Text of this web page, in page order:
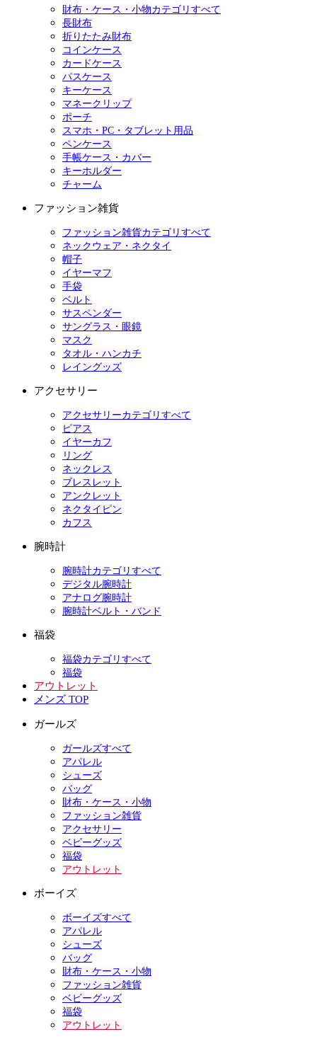
財布・ケース・小物カテゴリすべて
長財布
折りたたみ財布
コインケース
カードケース
パスケース
キーケース
マネークリップ
ポーチ
スマホ・PC・タブレット用品
ペンケース
手帳ケース・カバー
キーホルダー
チャーム
ファッション雑貨
ファッション雑貨カテゴリすべて
ネックウェア・ネクタイ
帽子
イヤーマフ
手袋
ベルト
サスペンダー
サングラス・眼鏡
マスク
タオル・ハンカチ
レイングッズ
アクセサリー
アクセサリーカテゴリすべて
ピアス
イヤーカフ
リング
ネックレス
ブレスレット
アンクレット
ネクタイピン
カフス
腕時計
腕時計カテゴリすべて
デジタル腕時計
アナログ腕時計
腕時計ベルト・バンド
福袋
福袋カテゴリすべて
福袋
アウトレット
メンズ TOP
ガールズ
ガールズすべて
アパレル
シューズ
バッグ
財布・ケース・小物
ファッション雑貨
アクセサリー
ベビーグッズ
福袋
アウトレット
ボーイズ
ボーイズすべて
アパレル
シューズ
バッグ
財布・ケース・小物
ファッション雑貨
ベビーグッズ
福袋
アウトレット